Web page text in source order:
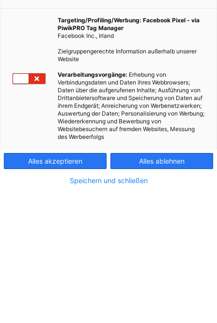
Targeting/Profiling/Werbung: Facebook Pixel - via
PiwikPRO Tag Manager
Facebook Inc., Irland
Zielgruppengerechte Information außerhalb unserer
Website
Verarbeitungsvorgänge: Erhebung von
Verbindungsdaten und Daten ihres Webbrowsers;
Daten über die aufgerufenen Inhalte; Ausführung von
Drittanbietersoftware und Speicherung von Daten auf
ihrem Endgerät; Anreicherung von Werbenetzwerken;
Auswertung der Daten; Personalisierung von Werbung;
Wiedererkennung und Bewerbung von
Websitebesuchern auf fremden Websites, Messung
des Werbeerfolgs
Alles akzeptieren Alles ablehnen
Speichern und schließen